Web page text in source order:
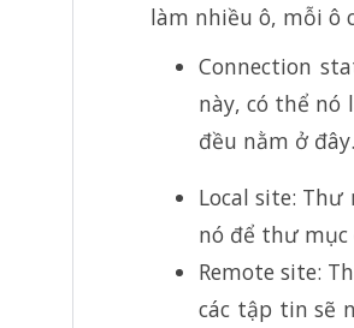
làm nhiều ô, mỗi ô
Connection
này, có thể nó
đều nằm ở đây.
Local site:
nó để thư mục
Remote site:
các tập tin sẽ